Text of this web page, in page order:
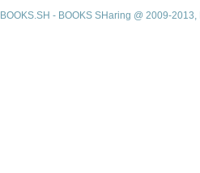
BOOKS.SH - BOOKS SHaring @ 2009-